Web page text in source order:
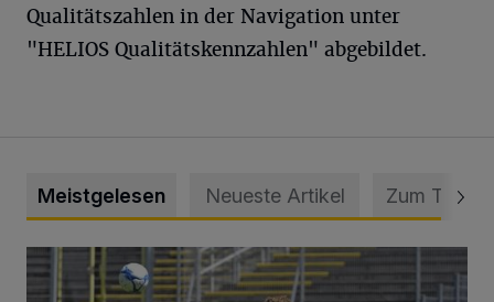
Qualitätszahlen in der Navigation unter
"HELIOS Qualitätskennzahlen" abgebildet.
Meistgelesen Neueste Artikel Zum Thema
WSV: Übertragung im Barmer Bahnhof und klare Ansage